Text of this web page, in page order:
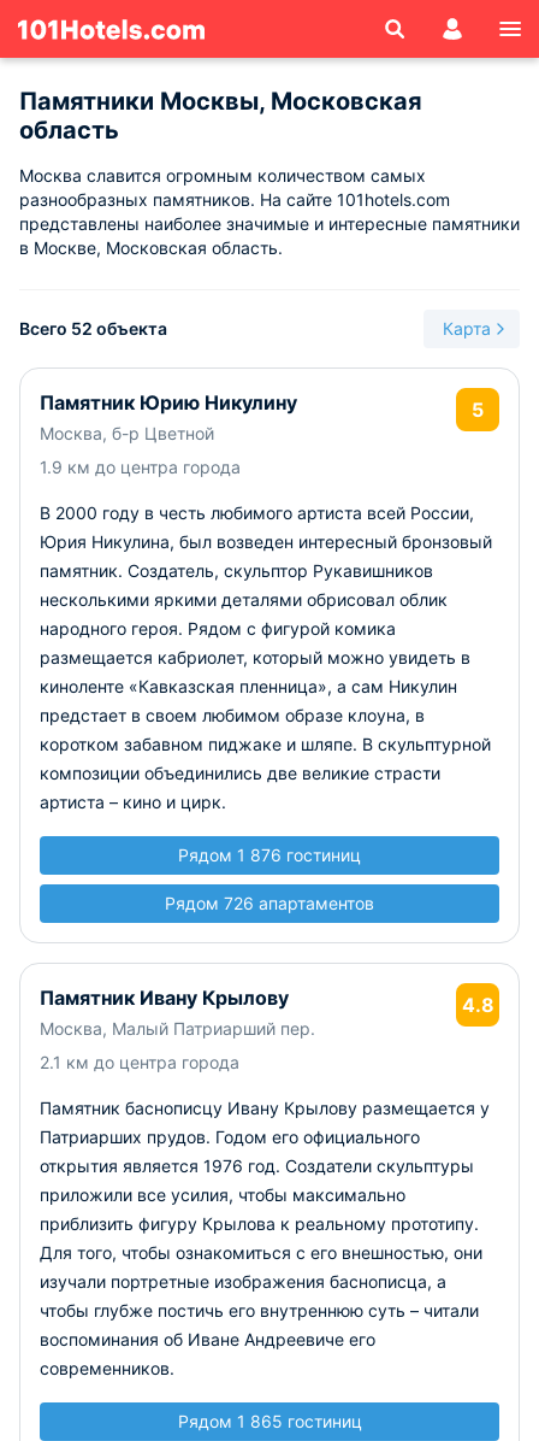
Памятники Москвы, Московская
область
Москва славится огромным количеством самых
разнообразных памятников. На сайте 101hotels.com
представлены наиболее значимые и интересные памятники
в Москве, Московская область.
Всего 52 объекта Карта
Памятник Юрию Никулину
Москва, б-р Цветной
1.9 км до центра города
5
В 2000 году в честь любимого артиста всей России,
Юрия Никулина, был возведен интересный бронзовый
памятник. Создатель, скульптор Рукавишников
несколькими яркими деталями обрисовал облик
народного героя. Рядом с фигурой комика
размещается кабриолет, который можно увидеть в
киноленте «Кавказская пленница», а сам Никулин
предстает в своем любимом образе клоуна, в
коротком забавном пиджаке и шляпе. В скульптурной
композиции объединились две великие страсти
артиста – кино и цирк.
Рядом 1 876 гостиниц
Рядом 726 апартаментов
Памятник Ивану Крылову
Москва, Малый Патриарший пер.
2.1 км до центра города
4.8
Памятник баснописцу Ивану Крылову размещается у
Патриарших прудов. Годом его официального
открытия является 1976 год. Создатели скульптуры
приложили все усилия, чтобы максимально
приблизить фигуру Крылова к реальному прототипу.
Для того, чтобы ознакомиться с его внешностью, они
изучали портретные изображения баснописца, а
чтобы глубже постичь его внутреннюю суть – читали
воспоминания об Иване Андреевиче его
современников.
Рядом 1 865 гостиниц